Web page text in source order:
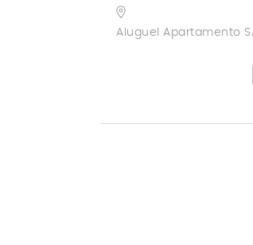
Aluguel Apartamento